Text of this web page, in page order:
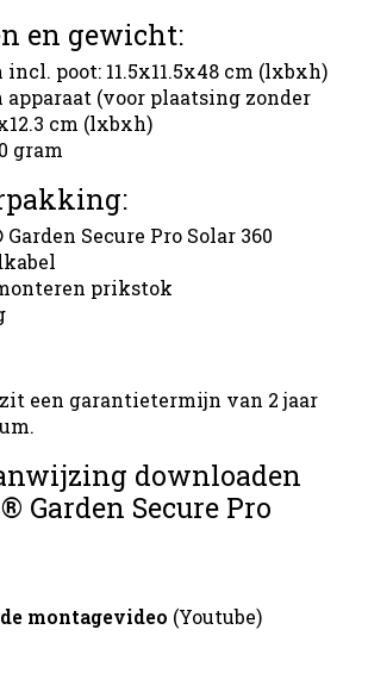
en gewicht:
poot: 11.5x11.5x48 cm (lxbxh)
(voor plaatsing zonder
cm (lxbxh)
gram
Secure Pro Solar 360
prikstok
een garantietermijn van 2 jaar
downloaden
Garden Secure Pro
montagevideo (Youtube)